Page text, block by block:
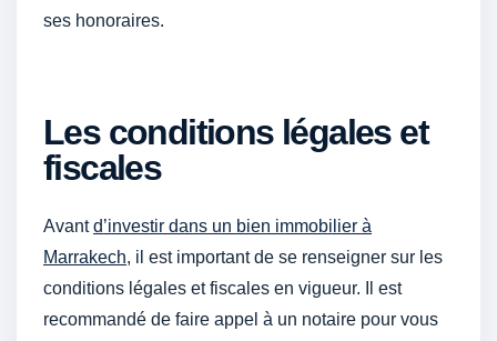
ses honoraires.
Les conditions légales et
fiscales
Avantd’investir dans un bien immobilier à
Marrakech, il est important de se renseigner sur les
conditions légales et fiscales en vigueur. Il est
recommandé de faire appel à un notaire pour vous